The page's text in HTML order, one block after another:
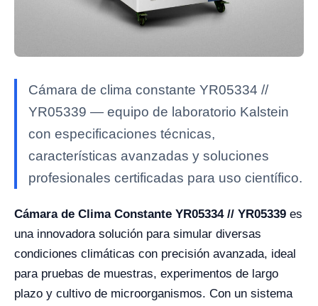
Cámara de clima constante YR05334 //
YR05339 — equipo de laboratorio Kalstein
con especificaciones técnicas,
características avanzadas y soluciones
profesionales certificadas para uso científico.
Cámara de Clima Constante YR05334 // YR05339 es
una innovadora solución para simular diversas
condiciones climáticas con precisión avanzada, ideal
para pruebas de muestras, experimentos de largo
plazo y cultivo de microorganismos. Con un sistema